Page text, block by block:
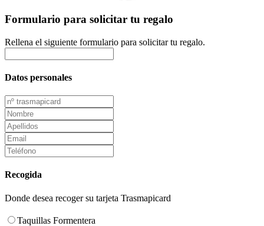
Formulario para solicitar tu regalo
Rellena el siguiente formulario para solicitar tu regalo.
Datos personales
Recogida
Donde desea recoger su tarjeta Trasmapicard
Taquillas Formentera